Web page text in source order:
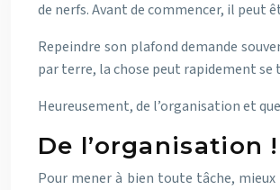
de nerfs. Avant de commencer, il peut
Repeindre son plafond demande
par terre, la chose peut rapidement
Heureusement, de l’organisation et
De l’organisation !
Pour mener à bien toute tâche,